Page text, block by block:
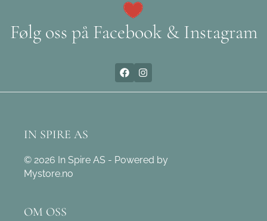
Følg oss på Facebook & Instagram
IN SPIRE AS
© 2026 In Spire AS - Powered by
Mystore.no
OM OSS